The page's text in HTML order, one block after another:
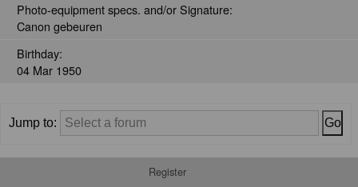
Photo-equipment specs. and/or Signature:
Canon gebeuren
Birthday:
04 Mar 1950
Jump to:
Register